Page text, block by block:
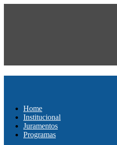
Home
Institucional
Juramentos
Programas